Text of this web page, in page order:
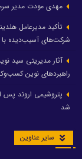
مهدی مودت مدیر
تأکید مدیرعامل
شرکت‌های آسیب‌دیده با
آثار مدیریتی سید
راهبردهای نوین
شد
سایر عناوین